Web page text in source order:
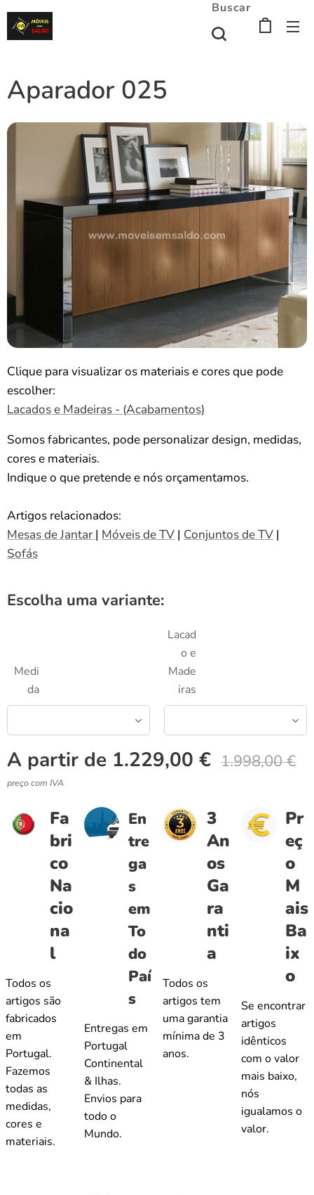
Buscar
Aparador 025
Clique para visualizar os materiais e cores que pode
escolher:
Lacados e Madeiras - (Acabamentos)
Somos fabricantes, pode personalizar design, medidas,
cores e materiais.
Indique o que pretende e nós orçamentamos.
Artigos relacionados:
Mesas de Jantar | Móveis de TV | Conjuntos de TV |
Sofás
Escolha uma variante:
Medi
da
Lacad
o e
Made
iras
A partir de 1.229,00 € 1.998,00€
preço com IVA
Fa
bri
co
Na
cio
na
l
Todos os
artigos são
fabricados
em
Portugal.
Fazemos
todas as
medidas,
cores e
materiais.
En
tre
ga
s
em
To
do
Paí
s
Entregas em
Portugal
Continental
& Ilhas.
Envios para
todo o
Mundo.
3
An
os
Ga
ra
nti
a
Todos os
artigos tem
uma garantia
mínima de 3
anos.
Pr
eç
o
M
ais
Ba
ix
o
Se encontrar
artigos
idênticos
com o valor
mais baixo,
nós
igualamos o
valor.